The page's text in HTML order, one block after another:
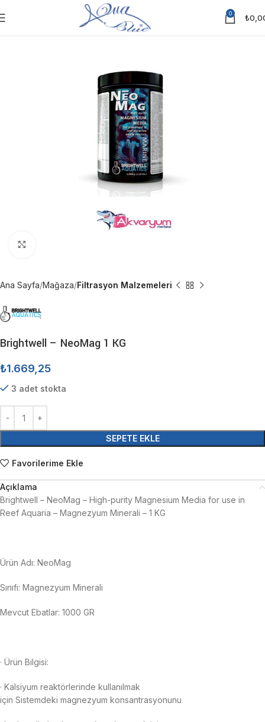
0 ₺
Ana Sayfa Mağaza Filtrasyon Malzemeleri
Brightwell – NeoMag 1 KG
₺1.669,25
3 adet stokta
SEPETE EKLE
Favorilerime Ekle
Açıklama
Brightwell – NeoMag – High-purity Magnesium Media for use in
Reef Aquaria – Magnezyum Minerali – 1 KG
Ürün Adı: NeoMag
Sınıfı: Magnezyum Minerali
Mevcut Ebatlar: 1000 GR
· Ürün Bilgisi:
· Kalsiyum reaktörlerinde kullanılmak
için Sistemdeki magnezyum konsantrasyonunu